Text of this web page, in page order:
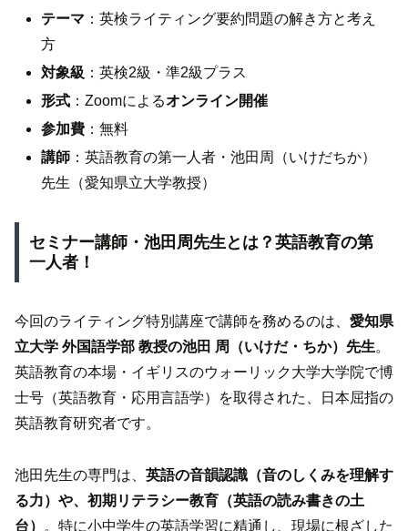
テーマ ：英検ライティング要約問題の解き方と考え
方
対象級 ：英検2級・準2級プラス
形式 ：Zoomによるオンライン開催
参加費 ：無料
講師 ：英語教育の第一人者・池田周（いけだちか）
先生（愛知県立大学教授）
セミナー講師・池田周先生とは？英語教育の第
一人者！
今回のライティング特別講座で講師を務めるのは、 愛知県
立大学 外国語学部 教授の池田 周（いけだ・ちか）先生。
英語教育の本場・イギリスのウォーリック大学大学院で博
士号（英語教育・応用言語学）を取得された、日本屈指の
英語教育研究者です。
池田先生の専門は、 英語の音韻認識（音のしくみを理解す
る力）や、初期リテラシー教育（英語の読み書きの土
台）
。特に小中学生の英語学習に精通し、現場に根ざした